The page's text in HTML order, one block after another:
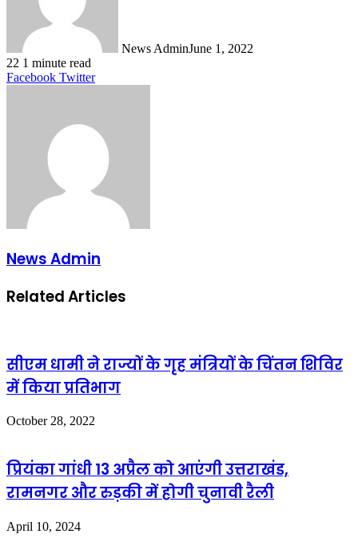
News AdminJune 1, 2022
22 1 minute read
Facebook TwitterLinkedIn
Tumblr
Pinterest
Reddit
VKontakte
Share
Print
News Admin
Related Articles
सीएम धामी ने राज्यों के गृह मंत्रियों के चिंतन शिविर
में किया प्रतिभाग
October 28, 2022
प्रियंका गांधी 13 अप्रैल को आएंगी उत्तराखंड,
रामनगर और रुड़की में होगी चुनावी रैली
April 10, 2024